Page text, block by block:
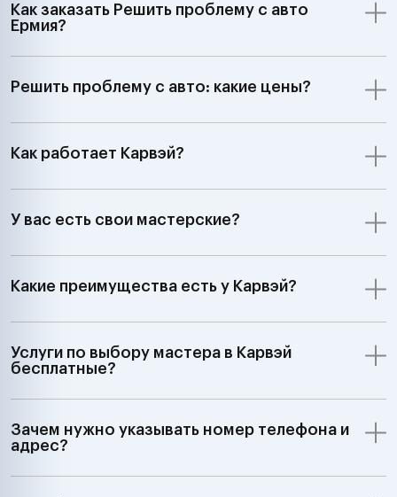
Как заказать Решить проблему с авто
Ермия?
Решить проблему с авто: какие цены?
Как работает Карвэй?
У вас есть свои мастерские?
Какие преимущества есть у Карвэй?
Услуги по выбору мастера в Карвэй
бесплатные?
Зачем нужно указывать номер телефона и
адрес?